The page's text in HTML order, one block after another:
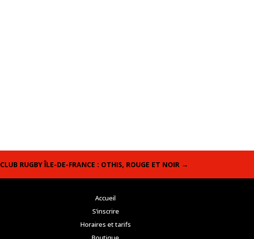
CLUB RUGBY ÎLE-DE-FRANCE : OTHIS, ROUGE ET NOIR→
Accueil
S’inscrire
Horaires et tarifs